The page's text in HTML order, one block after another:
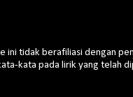
tidak berafiliasi dengan
kata pada lirik yang telah